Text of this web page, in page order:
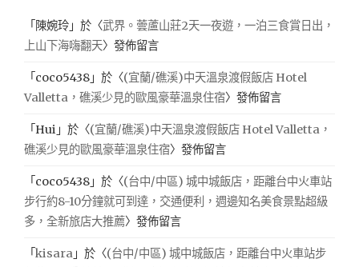
「 陳婉玲 」於〈武界。蕓蘆山莊2天一夜遊，一泊三食賞日出，
上山下海嗨翻天〉發佈留言
「 coco5438 」於〈(宜蘭/礁溪)中天溫泉渡假飯店 Hotel
Valletta，礁溪少見的歐風豪華溫泉住宿〉發佈留言
「Hui 」於〈(宜蘭/礁溪)中天溫泉渡假飯店 Hotel Valletta，
礁溪少見的歐風豪華溫泉住宿〉發佈留言
「 coco5438 」於〈(台中/中區) 城中城飯店，距離台中火車站
步行約8-10分鐘就可到達，交通便利，週邊知名美食景點超級
多，全新旅店大推薦〉發佈留言
「kisara 」於〈(台中/中區) 城中城飯店，距離台中火車站步